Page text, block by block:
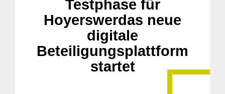
Testphase für
Hoyerswerdas neue
digitale
Beteiligungsplattform
startet